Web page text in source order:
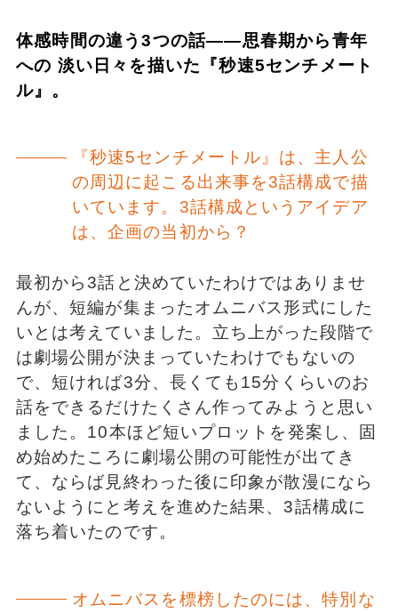
体感時間の違う3つの話――思春期から青年
への 淡い日々を描いた『秒速5センチメート
ル』。
『秒速5センチメートル』は、主人公
の周辺に起こる出来事を3話構成で描
いています。3話構成というアイデア
は、企画の当初から？
最初から3話と決めていたわけではありませ
んが、短編が集まったオムニバス形式にした
いとは考えていました。立ち上がった段階で
は劇場公開が決まっていたわけでもないの
で、短ければ3分、長くても15分くらいのお
話をできるだけたくさん作ってみようと思い
ました。10本ほど短いプロットを発案し、固
め始めたころに劇場公開の可能性が出てき
て、ならば見終わった後に印象が散漫になら
ないようにと考えを進めた結果、3話構成に
落ち着いたのです。
オムニバスを標榜したのには、特別な